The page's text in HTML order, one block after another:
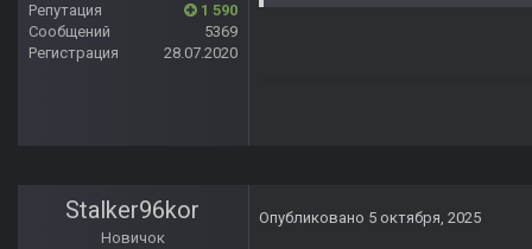
Репутация
1 590
Сообщений
5369
Регистрация
28.07.2020
Stalker96kor
Новичок
Опубликовано 5 октября, 2025